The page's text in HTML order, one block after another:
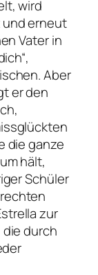
wird
erneut
Vater in
,
Aber
er den
die ganze
hält,
Schüler
zur
die durch